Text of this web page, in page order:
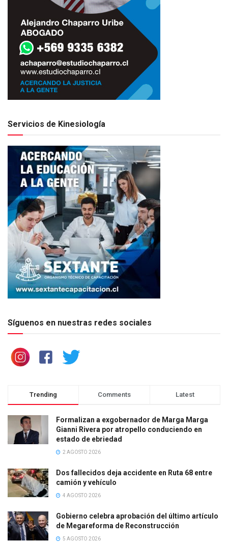
Servicios de Kinesiología
Síguenos en nuestras redes sociales
Trending Comments Latest
Formalizan a exgobernador de Marga Marga
Gianni Rivera por atropello conduciendo en
estado de ebriedad
2 AGOSTO 2026
Dos fallecidos deja accidente en Ruta 68 entre
camión y vehículo
4 AGOSTO 2026
Gobierno celebra aprobación del último artículo
de Megareforma de Reconstrucción
5 AGOSTO 2026